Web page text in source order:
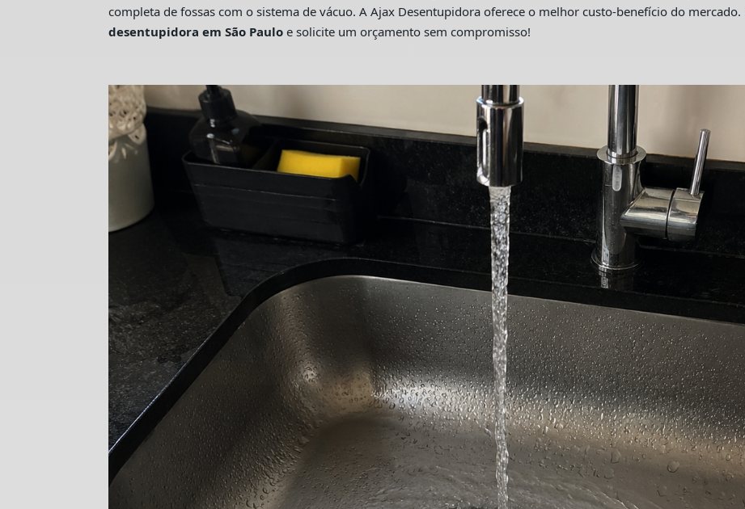
completa de fossas com o sistema de vácuo. A Ajax Desentupidora oferece o melhor custo-benefício do mercado.
desentupidora em São Paulo e solicite um orçamento sem compromisso!